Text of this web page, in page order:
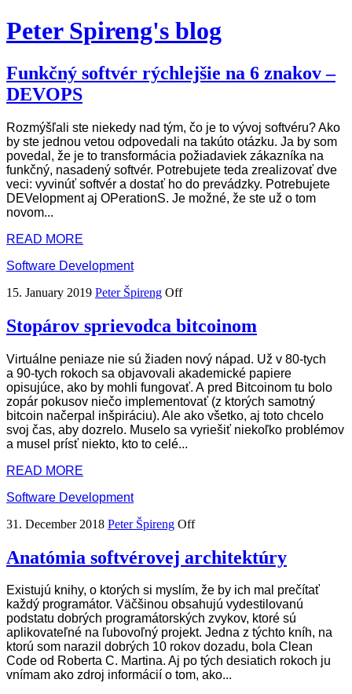
Peter Spireng's blog
Funkčný softvér rýchlejšie na 6 znakov –
DEVOPS
Rozmýšľali ste niekedy nad tým, čo je to vývoj softvéru? Ako
by ste jednou vetou odpovedali na takúto otázku. Ja by som
povedal, že je to transformácia požiadaviek zákazníka na
funkčný, nasadený softvér. Potrebujete teda zrealizovať dve
veci: vyvinúť softvér a dostať ho do prevádzky. Potrebujete
DEVelopment aj OPerationS. Je možné, že ste už o tom
novom...
READ MORE
Software Development
15. January 2019 Peter Špireng Off
Stopárov sprievodca bitcoinom
Virtuálne peniaze nie sú žiaden nový nápad. Už v 80-tych
a 90-tych rokoch sa objavovali akademické papiere
opisujúce, ako by mohli fungovať. A pred Bitcoinom tu bolo
zopár pokusov niečo implementovať (z ktorých samotný
bitcoin načerpal inšpiráciu). Ale ako všetko, aj toto chcelo
svoj čas, aby dozrelo. Muselo sa vyriešiť niekoľko problémov
a musel prísť niekto, kto to celé...
READ MORE
Software Development
31. December 2018 Peter Špireng Off
Anatómia softvérovej architektúry
Existujú knihy, o ktorých si myslím, že by ich mal prečítať
každý programátor. Väčšinou obsahujú vydestilovanú
podstatu dobrých programátorských zvykov, ktoré sú
aplikovateľné na ľubovoľný projekt. Jedna z týchto kníh, na
ktorú som narazil dobrých 10 rokov dozadu, bola Clean
Code od Roberta C. Martina. Aj po tých desiatich rokoch ju
vnímam ako zdroj informácií o tom, ako...